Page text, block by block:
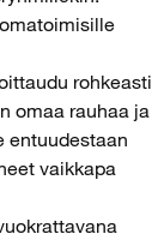
rohkeasti
omaa rauhaa ja
entuudestaan
vaikkapa